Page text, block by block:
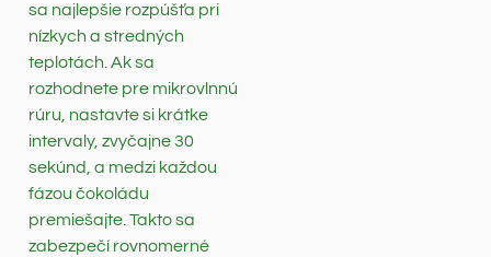
sa najlepšie rozpúšťa pri
nízkych a stredných
teplotách. Ak sa
rozhodnete pre mikrovlnnú
rúru, nastavte si krátke
intervaly, zvyčajne 30
sekúnd, a medzi každou
fázou čokoládu
premiešajte. Takto sa
zabezpečí rovnomerné